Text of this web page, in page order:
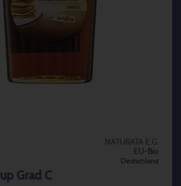
NATURATA E.G.
EU-Bio
Deutschland
Grad C